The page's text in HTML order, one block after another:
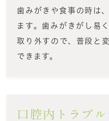
歯みがきや食事の時は
ます。歯みがきがし易
取り外すので、普段と
できます。
口腔内トラブ